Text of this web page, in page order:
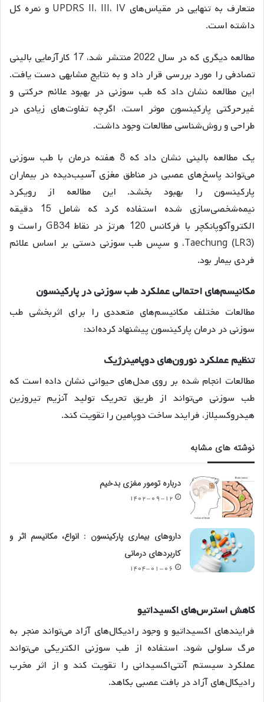
متعارف به تنهایی در مقیاس‌های UPDRS II، III، IV و نمره کل
داشته است.
مطالعه دیگری که در سال 2022 منتشر شد، 17 کارآزمایی بالینی
تصادفی را مورد بررسی قرار داد و به نتایج مشابهی دست یافت.
این مطالعه نشان داد که طب سوزنی در بهبود علائم حرکتی و
غیرحرکتی پارکینسون موثر است، اگرچه تفاوت‌های زیادی در
طراحی و روش‌شناسی مطالعات وجود داشت.
یک مطالعه بالینی نشان داد که 8 هفته درمان با طب سوزنی
می‌تواند پاسخ‌های عصبی در مناطق مغزی آسیب‌دیده در بیماران
پارکینسون را بهبود بخشد. این مطالعه از رویکرد
نیمه‌شخصی‌سازی شده استفاده کرد که شامل 15 دقیقه
الکتروآکوپانکچر با فرکانس 120 هرتز در نقاط GB34 راست و
Taechung (LR3)، و سپس طب سوزنی دستی بر اساس علائم
فردی بیمار بود.
مکانیسم‌های احتمالی عملکرد طب سوزنی در پارکینسون
مطالعات مختلف مکانیسم‌های متعددی را برای اثربخشی طب
سوزنی در درمان پارکینسون پیشنهاد کرده‌اند:
تنظیم عملکرد نورون‌های دوپامینرژیک
مطالعات انجام شده بر روی مدل‌های حیوانی نشان داده است که
طب سوزنی می‌تواند از طریق تحریک تولید آنزیم تیروزین
هیدروکسیلاز، فرایند ساخت دوپامین را تقویت کند.
نوشته های مشابه
درباره تومور مغزی بدخیم
۱۴۰۲-۰۹-۱۲
داروهای بیماری پارکینسون : انواع، مکانیسم اثر و
کاربردهای درمانی
۱۴۰۴-۰۱-۰۶
کاهش استرس‌های اکسیداتیو
فرایندهای اکسیداتیو و وجود رادیکال‌های آزاد می‌تواند منجر به
مرگ سلولی شود. استفاده از طب سوزنی الکتریکی می‌تواند
عملکرد سیستم آنتی‌اکسیدانی را تقویت کند و از اثر مخرب
رادیکال‌های آزاد در بافت عصبی بکاهد.